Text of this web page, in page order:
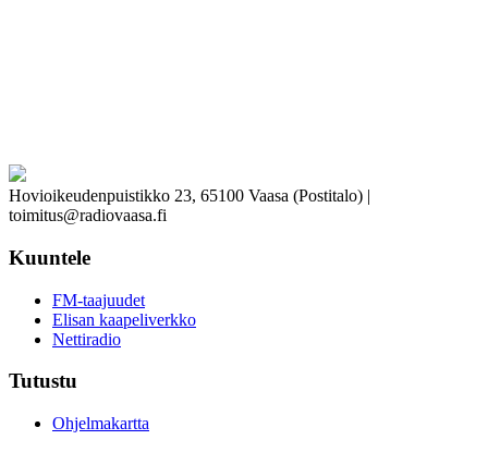
Hovioikeudenpuistikko 23, 65100 Vaasa (Postitalo) |
toimitus@radiovaasa.fi
Kuuntele
FM-taajuudet
Elisan kaapeliverkko
Nettiradio
Tutustu
Ohjelmakartta